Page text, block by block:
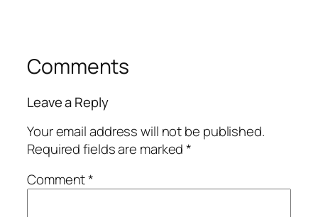
Comments
Leave a Reply
Your email address will not be published.
Required fields are marked*
Comment*